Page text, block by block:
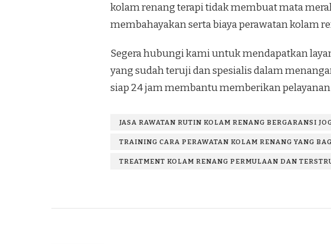
kolam renang terapi tidak membuat mata
membahayakan serta biaya perawatan kolam
Segera hubungi kami untuk mendapatkan
yang sudah teruji dan spesialis dalam
siap 24 jam membantu memberikan
JASA RAWATAN RUTIN KOLAM RENANG BERGARANSI
TRAINING CARA PERAWATAN KOLAM RENANG YANG
TREATMENT KOLAM RENANG PERMULAAN DAN